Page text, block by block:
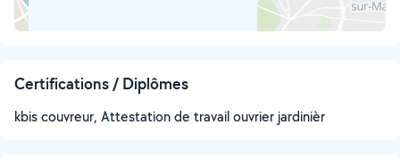
Certifications / Diplômes
kbis couvreur, Attestation de travail ouvrier jardinièr